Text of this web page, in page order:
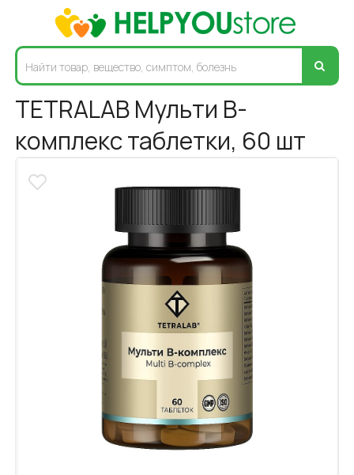
TETRALAB Мульти В-
комплекс таблетки, 60 шт